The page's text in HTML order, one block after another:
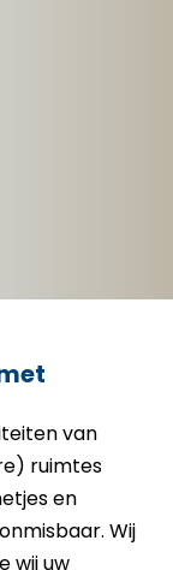
van
ruimtes
en
Wij
wij uw